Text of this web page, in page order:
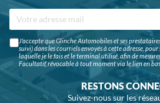
J'accepte que Glinche Automobiles et ses
suivi) dans les courriels envoyés à cette adresse,
laquelle je le fais et le terminal utilisé, afin de
Facultatif, révocable à tout moment via le lien en
RESTONS
Suivez-nous sur les